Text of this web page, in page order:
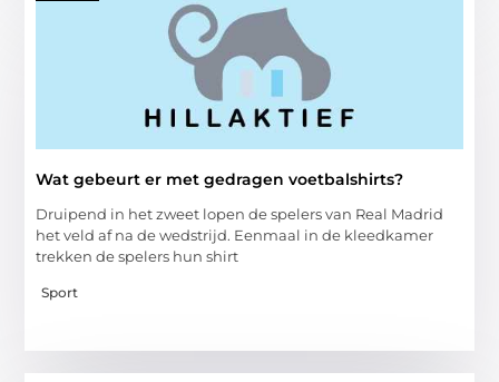
Wat gebeurt er met gedragen voetbalshirts?
Druipend in het zweet lopen de spelers van Real Madrid
het veld af na de wedstrijd. Eenmaal in de kleedkamer
trekken de spelers hun shirt
Sport